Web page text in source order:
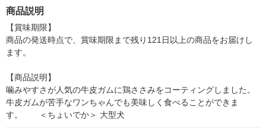
商品説明
【賞味期限】
商品の発送時点で、賞味期限まで残り121日以上の商品をお届けし
ます。
【商品説明】
噛みやすさが人気の牛皮ガムに鶏ささみをコーティングしました。
牛皮ガムが苦手なワンちゃんでも美味しく食べることができま
す。　　＜ちょいでか＞ 大型犬